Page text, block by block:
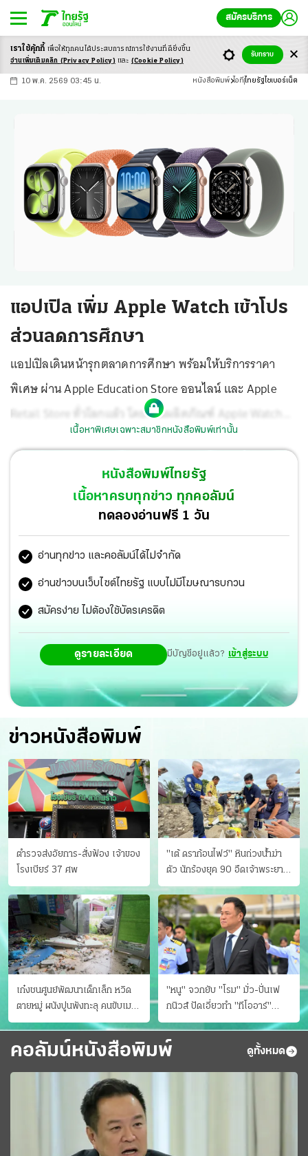
สมัครบริการ
-ก ก ก+
10 พ.ค. 2569 03:45 น. หนังสือพิมพ์ ไอที ไทยรัฐไซเบอร์เน็ต
แอปเปิล เพิ่ม Apple Watch เข้าโปร
ส่วนลดการศึกษา
แอปเปิลเดินหน้ารุกตลาดการศึกษา พร้อมให้บริการราคา
พิเศษ ผ่าน Apple Education Store ออนไลน์ และ Apple
Retail Store ทั่วโลกแล้ว โดยเพิ่มผลิตภัณฑ์ Apple Watch
เข้าโปรแกรมส่วนลดเพื่อการศึกษาเป็นครั้งแรก เปิดทางให้
นักเรียน นักศึกษา อาจารย์ และบุคลากรทางการศึกษา ซื้อ
สินค้าในราคาพิเศษมากขึ้น
เนื้อหาพิเศษเฉพาะสมาชิกหนังสือพิมพ์เท่านั้น
หนังสือพิมพ์ไทยรัฐ
เนื้อหาครบทุกข่าว ทุกคอลัมน์
ทดลองอ่านฟรี 1 วัน
อ่านทุกข่าว และคอลัมน์ได้ไม่จำกัด
อ่านข่าวบนเว็บไซต์ไทยรัฐ แบบไม่มีโฆษณารบกวน
สมัครง่าย ไม่ต้องใช้บัตรเครดิต
ดูรายละเอียด มีบัญชีอยู่แล้ว? เข้าสู่ระบบ
ข่าวหนังสือพิมพ์
ตำรวจส่งอัยการ-สั่งฟ้อง เจ้าของ
โรงเบียร์ 37 ศพ
"เต้ ดราก้อนไฟว์" หินถ่วงน้ำฆ่า
ตัว นักร้องยุค 90 อืดเจ้าพระยา
แฟนหาตัววุ่น เครียดธุรกิจ!
เก๋งชนศูนย์พัฒนาเด็กเล็ก หวิด
ตายหมู่ ผนังปูนพังทะลุ คนขับเมา
ยา
"หนู" จวกยับ "โรม" มั่ว-ปั่นเฟ
กนิวส์ ปัดเอี่ยวทํา "ทีโออาร์"
ต้นทางโกงสอบฉาว
คอลัมน์หนังสือพิมพ์ ดูทั้งหมด
เราใช้คุ้กกี้ เพื่อให้ทุกคนได้ประสบการณ์การใช้งานที่ดียิ่งขึ้น
อ่านเพิ่มเติมคลิก (Privacy Policy) และ (Cookie Policy)
รับทราบ